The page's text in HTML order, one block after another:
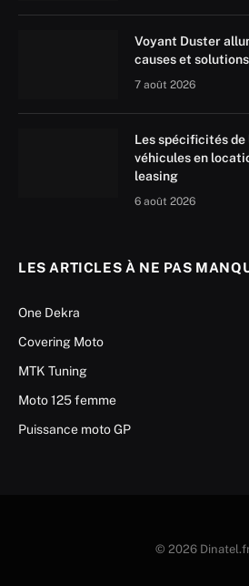
Voyant Duster
causes et solutions
7 août 2026
Les spécificités de
véhicules en
leasing
6 août 2026
LES ARTICLES À NE PAS
One Dekra
Covering Moto
MTK Tuning
Moto 125 femme
Puissance moto GP
© 2026